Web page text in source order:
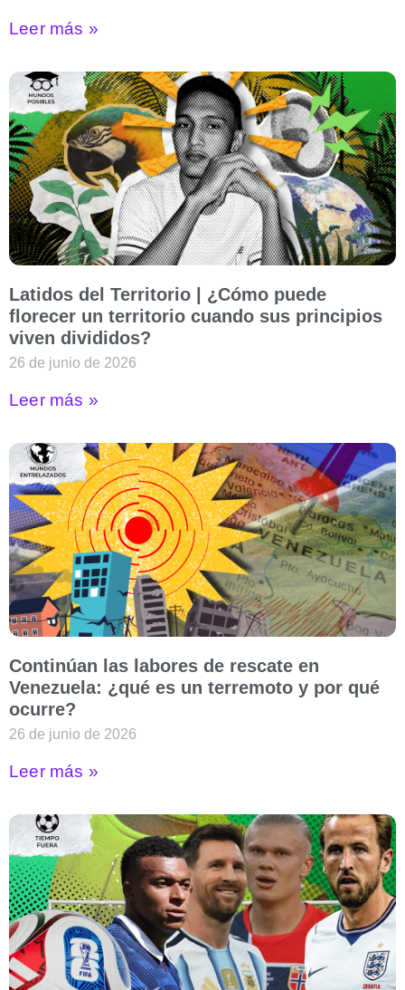
Leer más »
Latidos del Territorio | ¿Cómo puede
florecer un territorio cuando sus principios
viven divididos?
26 de junio de 2026
Leer más »
Continúan las labores de rescate en
Venezuela: ¿qué es un terremoto y por qué
ocurre?
26 de junio de 2026
Leer más »